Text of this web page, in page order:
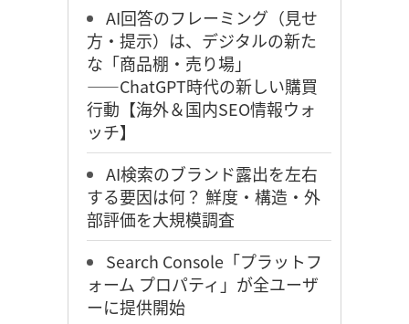
AI回答のフレーミング（見せ
方・提示）は、デジタルの新た
な「商品棚・売り場」
――ChatGPT時代の新しい購買
行動【海外＆国内SEO情報ウォ
ッチ】
AI検索のブランド露出を左右
する要因は何？ 鮮度・構造・外
部評価を大規模調査
Search Console「プラットフ
ォーム プロパティ」が全ユーザ
ーに提供開始